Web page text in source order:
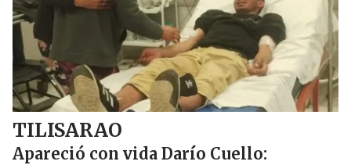
TILISARAO
Apareció con vida Darío Cuello: